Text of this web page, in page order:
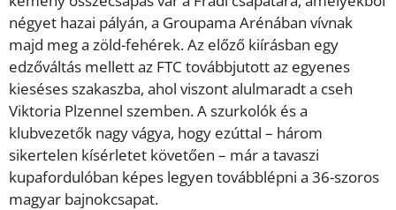
négyet hazai pályán, a Groupama Arénában vívnak
majd meg a zöld-fehérek. Az előző kiírásban egy
edzőváltás mellett az FTC továbbjutott az egyenes
kieséses szakaszba, ahol viszont alulmaradt a cseh
Viktoria Plzennel szemben. A szurkolók és a
klubvezetők nagy vágya, hogy ezúttal – három
sikertelen kísérletet követően – már a tavaszi
kupafordulóban képes legyen továbblépni a 36-szoros
magyar bajnokcsapat.